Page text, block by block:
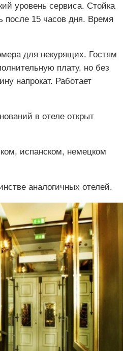
уровень сервиса. Стойка
после 15 часов дня. Время
для некурящих. Гостям
плату, но без
напрокат. Работает
в отеле открыт
испанском, немецком
аналогичных отелей.